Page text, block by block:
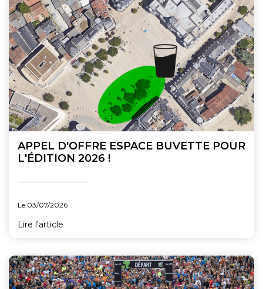
APPEL D'OFFRE ESPACE BUVETTE POUR
L'ÉDITION 2026 !
Le 03/07/2026
Lire l'article